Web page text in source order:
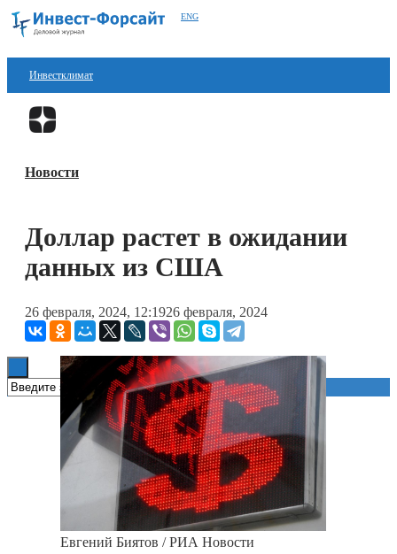
ENG
Инвестклимат
Финансы
Блокчейн
Технологии
Книги
Новости
Доллар растет в ожидании
данных из США
26 февраля, 2024, 12:1926 февраля, 2024
Евгений Биятов / РИА Новости